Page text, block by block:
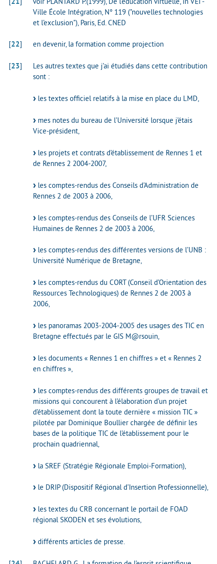
Ville École Intégration, N° 119 ("nouvelles technologies
et l’exclusion"), Paris, Ed. CNED
[22] en devenir, la formation comme projection
[23]
Les autres textes que j’ai étudiés dans cette contribution
sont :
les textes officiel relatifs à la mise en place du LMD,
mes notes du bureau de l’Université lorsque j’étais
Vice-président,
les projets et contrats d’établissement de Rennes 1 et
de Rennes 2 2004-2007,
les comptes-rendus des Conseils d’Administration de
Rennes 2 de 2003 à 2006,
les comptes-rendus des Conseils de l’UFR Sciences
Humaines de Rennes 2 de 2003 à 2006,
les comptes-rendus des différentes versions de l’UNB :
Université Numérique de Bretagne,
les comptes-rendus du CORT (Conseil d’Orientation des
Ressources Technologiques) de Rennes 2 de 2003 à
2006,
les panoramas 2003-2004-2005 des usages des TIC en
Bretagne effectués par le GIS M@rsouin,
les documents « Rennes 1 en chiffres » et « Rennes 2
en chiffres »,
les comptes-rendus des différents groupes de travail et
missions qui concourent à l’élaboration d’un projet
d’établissement dont la toute dernière « mission TIC »
pilotée par Dominique Boullier chargée de définir les
bases de la politique TIC de l’établissement pour le
prochain quadriennal,
la SREF (Stratégie Régionale Emploi-Formation),
le DRIP (Dispositif Régional d’Insertion Professionnelle),
les textes du CRB concernant le portail de FOAD
régional SKODEN et ses évolutions,
différents articles de presse.